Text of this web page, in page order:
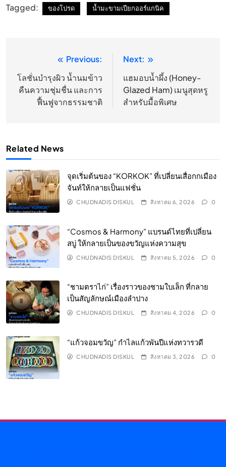
Tagged: ของโปรด น้ำมะขามเปียกออร์แกนิค
แนะแนว
เรื่อง
Previous:
โลชั่นบำรุงผิว น้ำนมข้าว
คืนความชุ่มชื่น และการ
ฟื้นฟูจากธรรมชาติ
Next:
แฮมอบน้ำผึ้ง (Honey-
Glazed Ham) เมนูสุดหรู
สำหรับมื้อพิเศษ
Related News
จุดเริ่มต้นของ “KORKOK” ที่เปลี่ยนเสื่อกกเมือง
จันท์ให้กลายเป็นแฟชั่น
CHUDNADIS DISKUL สิงหาคม 6, 2026 0
“Cosmos & Harmony” แบรนด์ไทยที่เปลี่ยน
สบู่ ให้กลายเป็นของขวัญแห่งความสุข
CHUDNADIS DISKUL สิงหาคม 5, 2026 0
“ชามตราไก่” เรื่องราวของชามใบเล็ก ที่กลาย
เป็นสัญลักษณ์เมืองลำปาง
CHUDNADIS DISKUL สิงหาคม 4, 2026 0
“แก้วจอมขวัญ” กำไลแก้วพันปีแห่งทวารวดี
CHUDNADIS DISKUL สิงหาคม 3, 2026 0